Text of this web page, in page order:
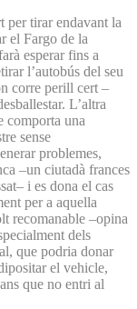
per tirar endavant la
el Fargo de la
esperar fins a
l’autobús del seu
corre perill cert –
L’altra
comporta una
sense
problemes,
–un ciutadà frances
i es dona el cas
per a aquella
recomanable –opina
dels
que podria donar
el vehicle,
que no entri al